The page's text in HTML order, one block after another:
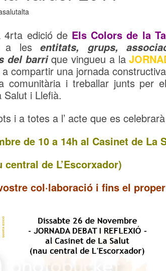
edició de Els Colors de la
a lesentitats, grups,
del barrique vingueu a la
a compartir una jornada
comunitària i treballar junts per
i Llefià.
i a totes a l’ acte que es
de 10 a 14h al Casinet de La
central de L’Escorxador)
col·laboració i fins el